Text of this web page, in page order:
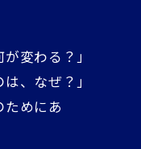
変わる？」
、なぜ？」
ためにあ